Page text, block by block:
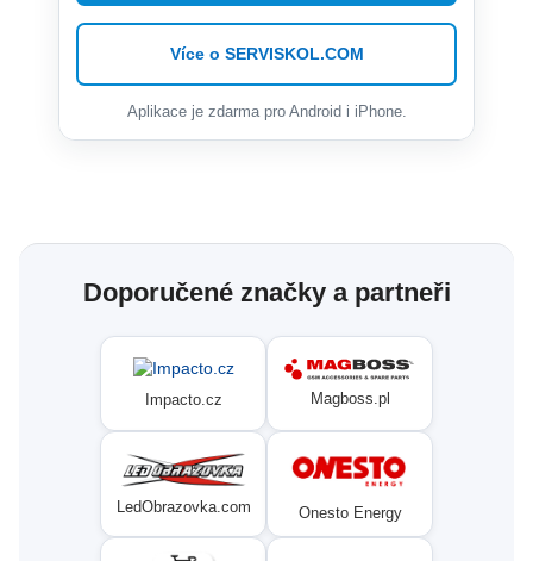
Více o SERVISKOL.COM
Aplikace je zdarma pro Android i iPhone.
Doporučené značky a partneři
Impacto.cz Magboss.pl
LedObrazovka.com Onesto Energy